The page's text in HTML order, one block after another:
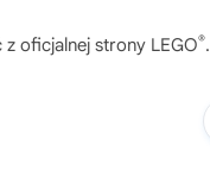
oficjalnej strony LEGO®.